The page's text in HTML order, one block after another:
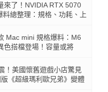
來了！NVIDIA RTX 5070
料總整理：規格、功耗、上
Mac mini 規格爆料：M6
色搭檔登場！容量或將
！美國懷舊遊戲小店驚見
《超級瑪利歐兄弟》變體